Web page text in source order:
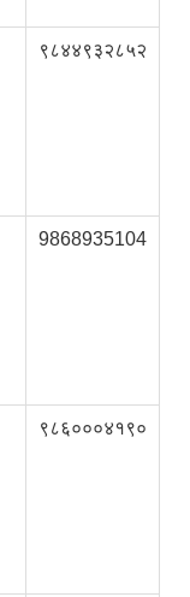
९८४४९३२८५२
9868935104
९८६०००४१९०